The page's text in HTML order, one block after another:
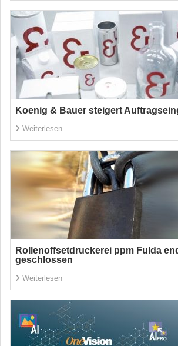
Koenig & Bauer steigert
Weiterlesen
Rollenoffsetdruckerei ppm Fulda
geschlossen
Weiterlesen